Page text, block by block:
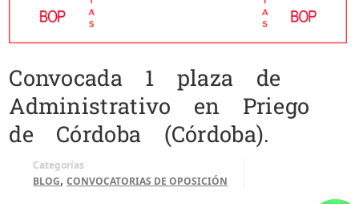
Convocada 1 plaza de
Administrativo en Priego
de Córdoba (Córdoba).
Categorías
BLOG,CONVOCATORIAS DE OPOSICIÓN